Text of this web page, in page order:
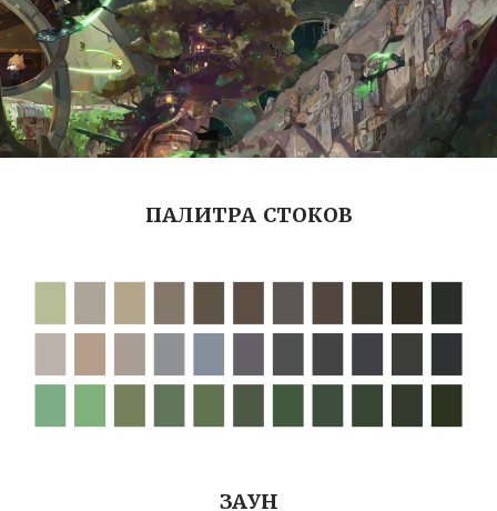
ПАЛИТРА СТОКОВ
ЗАУН